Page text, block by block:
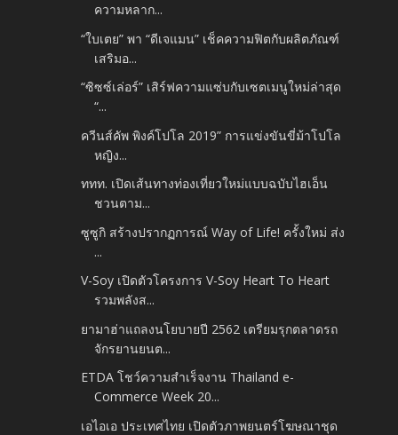
ความหลาก...
“ใบเตย” พา “ดีเจแมน” เช็คความฟิตกับผลิตภัณฑ์
เสริมอ...
“ซิซซ์เล่อร์” เสิร์ฟความแซ่บกับเซตเมนูใหม่ล่าสุด
“...
ควีนส์คัพ พิงค์โปโล 2019” การแข่งขันขี่ม้าโปโล
หญิง...
ททท. เปิดเส้นทางท่องเที่ยวใหม่แบบฉบับไฮเอ็น
ชวนตาม...
ซูซูกิ สร้างปรากฏการณ์ Way of Life! ครั้งใหม่ ส่ง
...
V-Soy เปิดตัวโครงการ V-Soy Heart To Heart
รวมพลังส...
ยามาฮ่าแถลงนโยบายปี 2562 เตรียมรุกตลาดรถ
จักรยานยนต...
ETDA โชว์ความสำเร็จงาน Thailand e-
Commerce Week 20...
เอไอเอ ประเทศไทย เปิดตัวภาพยนตร์โฆษณาชุด